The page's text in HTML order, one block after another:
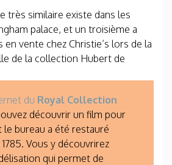
très similaire existe dans les
palace, et un troisième a
vente chez Christie’s lors de la
de la collection Hubert de
du Royal Collection
découvrir un film pour
bureau a été restauré
Vous y découvrirez
qui permet de